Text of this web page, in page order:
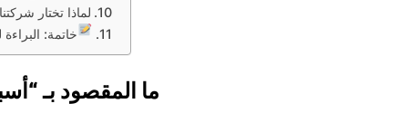
لماذا تختار
خاتمة:
ما المقصود بـ